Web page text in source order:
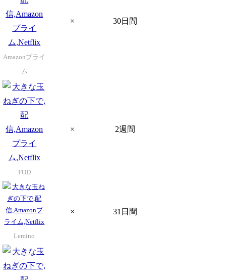
Amazonプライ
ム
× 30日間
FOD
× 2週間
Lemino
× 31日間